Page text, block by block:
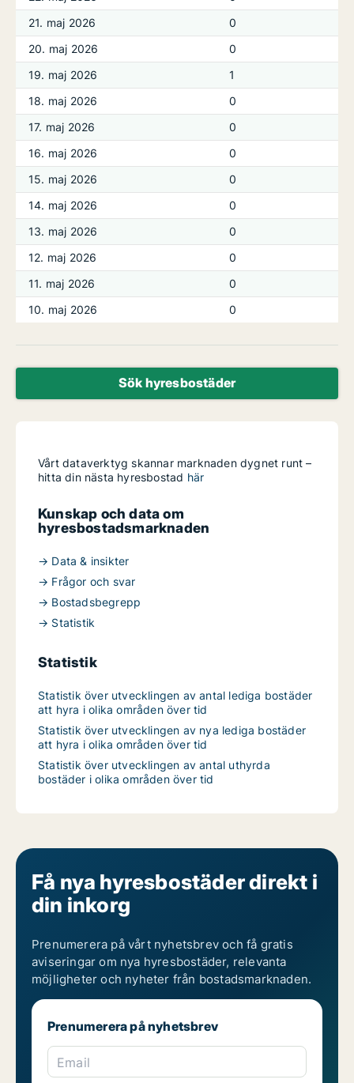
21. maj 2026
0
20. maj 2026
0
19. maj 2026
1
18. maj 2026
0
17. maj 2026
0
16. maj 2026
0
15. maj 2026
0
14. maj 2026
0
13. maj 2026
0
12. maj 2026
0
11. maj 2026
0
10. maj 2026
0
Sök hyresbostäder
Vårt dataverktyg skannar marknaden dygnet runt –
hitta din nästa hyresbostad här
Kunskap och data om
hyresbostadsmarknaden
→ Data & insikter
→ Frågor och svar
→ Bostadsbegrepp
→ Statistik
Statistik
Statistik över utvecklingen av antal lediga bostäder
att hyra i olika områden över tid
Statistik över utvecklingen av nya lediga bostäder
att hyra i olika områden över tid
Statistik över utvecklingen av antal uthyrda
bostäder i olika områden över tid
Få nya hyresbostäder direkt i
din inkorg
Prenumerera på vårt nyhetsbrev och få gratis
aviseringar om nya hyresbostäder, relevanta
möjligheter och nyheter från bostadsmarknaden.
Prenumerera på nyhetsbrev
Email